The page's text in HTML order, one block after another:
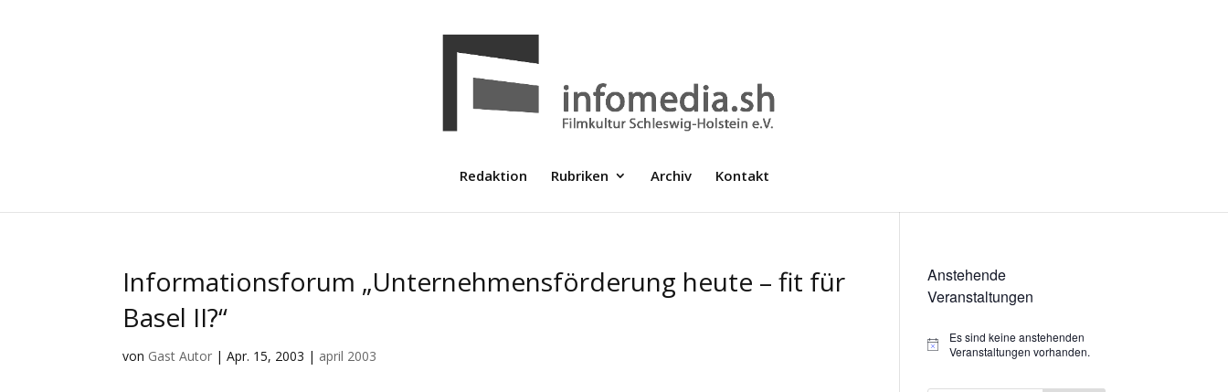
Redaktion Rubriken Archiv Kontakt
Informationsforum „Unternehmensförderung heute – fit für
Basel II?“
von Gast Autor |Apr. 15, 2003 | april 2003
Anstehende
Veranstaltungen
Hinweis
Es sind keine anstehenden
Veranstaltungen vorhanden.